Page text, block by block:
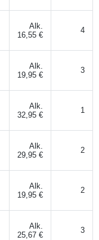
Alk.
16,55 €
4
Alk.
19,95 €
3
Alk.
32,95 €
1
Alk.
29,95 €
2
Alk.
19,95 €
2
Alk.
25,67 €
3